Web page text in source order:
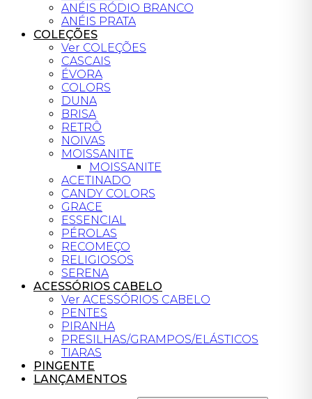
ANÉIS RÓDIO BRANCO
ANÉIS PRATA
COLEÇÕES
Ver COLEÇÕES
CASCAIS
ÉVORA
COLORS
DUNA
BRISA
RETRÔ
NOIVAS
MOISSANITE
MOISSANITE
ACETINADO
CANDY COLORS
GRACE
ESSENCIAL
PÉROLAS
RECOMEÇO
RELIGIOSOS
SERENA
ACESSÓRIOS CABELO
Ver ACESSÓRIOS CABELO
PENTES
PIRANHA
PRESILHAS/GRAMPOS/ELÁSTICOS
TIARAS
PINGENTE
LANÇAMENTOS